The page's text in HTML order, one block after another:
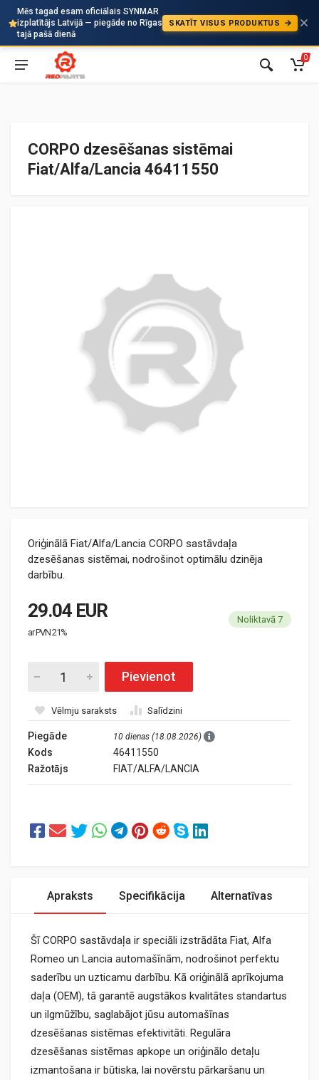
Mēs tagad esam oficiālais SYNMAR
izplatītājs Latvijā — piegāde no Rīgas
tajā pašā dienā
SKATĪT VISUS PRODUKTUS
Auto
0
CORPO dzesēšanas sistēmai
Fiat/Alfa/Lancia 46411550
Oriģinālā Fiat/Alfa/Lancia CORPO sastāvdaļa
dzesēšanas sistēmai, nodrošinot optimālu dzinēja
darbību.
29.04 EUR
ar PVN 21%
Noliktavā 7
Pievienot
Vēlmju saraksts Salīdzini
Piegāde 10 dienas (18.08.2026)
Kods
46411550
Ražotājs
FIAT/ALFA/LANCIA
Apraksts Specifikācija Alternatīvas
Šī CORPO sastāvdaļa ir speciāli izstrādāta Fiat, Alfa
Romeo un Lancia automašīnām, nodrošinot perfektu
saderību un uzticamu darbību. Kā oriģinālā aprīkojuma
daļa (OEM), tā garantē augstākos kvalitātes standartus
un ilgmūžību, saglabājot jūsu automašīnas
dzesēšanas sistēmas efektivitāti. Regulāra
dzesēšanas sistēmas apkope un oriģinālo detaļu
izmantošana ir būtiska, lai novērstu pārkaršanu un